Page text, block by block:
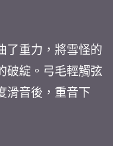
了重力，將雪怪的
破綻。弓毛輕觸弦
滑音後，重音下